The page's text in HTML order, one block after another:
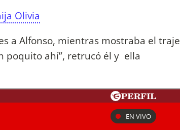
Olivia
a Alfonso, mientras mostraba el traje
poquito ahí”, retrucó él y ella